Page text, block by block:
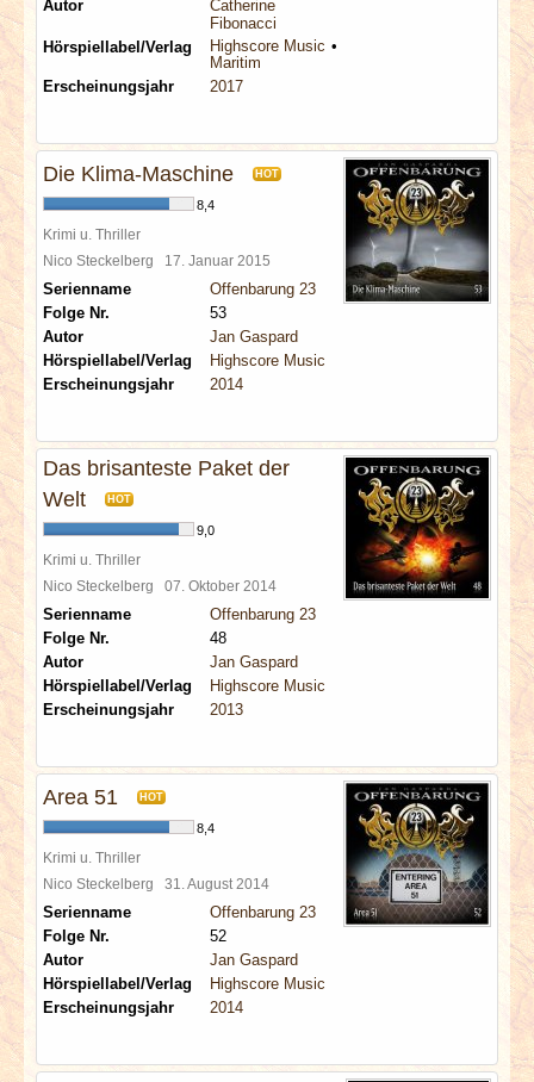
Autor
Catherine
Fibonacci
Hörspiellabel/Verlag
Highscore Music
Maritim
Erscheinungsjahr
2017
Die Klima-Maschine HOT
8,4
Krimi u. Thriller
Nico Steckelberg 17. Januar 2015
Serienname
Offenbarung 23
Folge Nr.
53
Autor
Jan Gaspard
Hörspiellabel/Verlag
Highscore Music
Erscheinungsjahr
2014
Das brisanteste Paket der
Welt
HOT
9,0
Krimi u. Thriller
Nico Steckelberg 07. Oktober 2014
Serienname
Offenbarung 23
Folge Nr.
48
Autor
Jan Gaspard
Hörspiellabel/Verlag
Highscore Music
Erscheinungsjahr
2013
Area 51 HOT
8,4
Krimi u. Thriller
Nico Steckelberg 31. August 2014
Serienname
Offenbarung 23
Folge Nr.
52
Autor
Jan Gaspard
Hörspiellabel/Verlag
Highscore Music
Erscheinungsjahr
2014